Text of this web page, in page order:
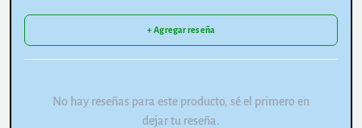
+ Agregar reseña
No hay reseñas para este producto, sé el primero en
dejar tu reseña.